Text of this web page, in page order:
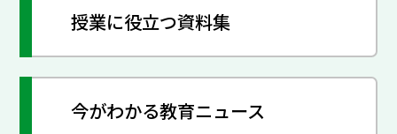
授業に役立つ資料集
今がわかる教育ニュース